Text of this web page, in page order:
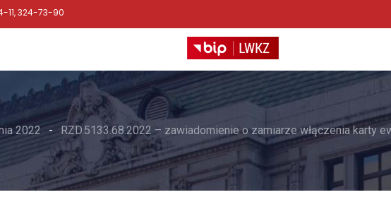
11, 324-73-90
2022 RZD.5133.68.2022 – zawiadomienie o zamiarze włączenia karty